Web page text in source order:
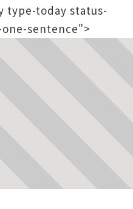
type-today status-
sentence">